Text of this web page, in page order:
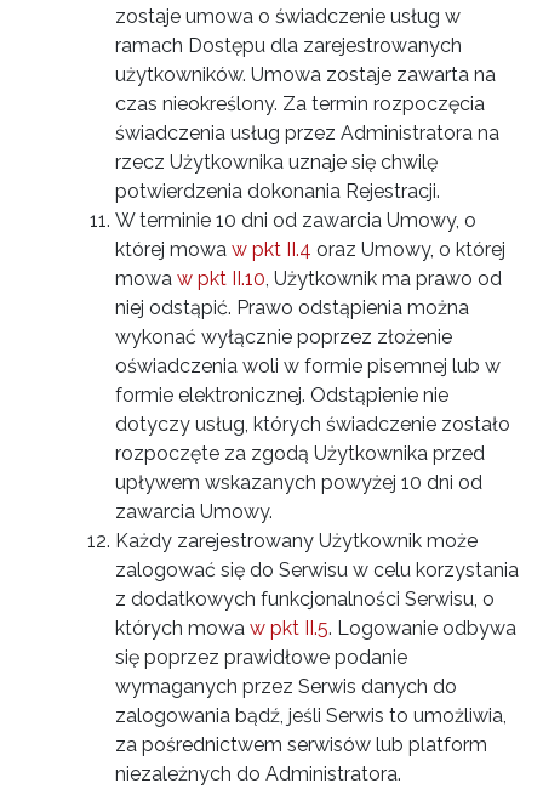
zostaje umowa o świadczenie usług w
ramach Dostępu dla zarejestrowanych
użytkowników. Umowa zostaje zawarta na
czas nieokreślony. Za termin rozpoczęcia
świadczenia usług przez Administratora na
rzecz Użytkownika uznaje się chwilę
potwierdzenia dokonania Rejestracji.
W terminie 10 dni od zawarcia Umowy, o
której mowa w pkt II.4 oraz Umowy, o której
mowa w pkt II.10, Użytkownik ma prawo od
niej odstąpić. Prawo odstąpienia można
wykonać wyłącznie poprzez złożenie
oświadczenia woli w formie pisemnej lub w
formie elektronicznej. Odstąpienie nie
dotyczy usług, których świadczenie zostało
rozpoczęte za zgodą Użytkownika przed
upływem wskazanych powyżej 10 dni od
zawarcia Umowy.
Każdy zarejestrowany Użytkownik może
zalogować się do Serwisu w celu korzystania
z dodatkowych funkcjonalności Serwisu, o
których mowa w pkt II.5. Logowanie odbywa
się poprzez prawidłowe podanie
wymaganych przez Serwis danych do
zalogowania bądź, jeśli Serwis to umożliwia,
za pośrednictwem serwisów lub platform
niezależnych do Administratora.